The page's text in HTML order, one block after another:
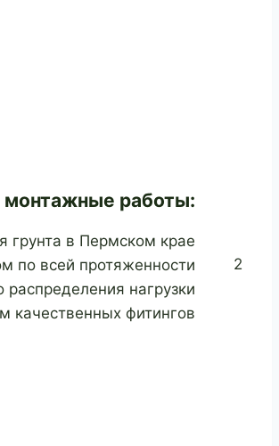
2
работы:
грунта в Пермском крае
по всей протяженности
нагрузки
качественных фитингов